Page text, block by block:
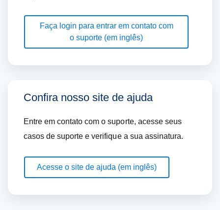
Faça login para entrar em contato com
o suporte (em inglês)
Confira nosso site de ajuda
Entre em contato com o suporte, acesse seus
casos de suporte e verifique a sua assinatura.
Acesse o site de ajuda (em inglês)